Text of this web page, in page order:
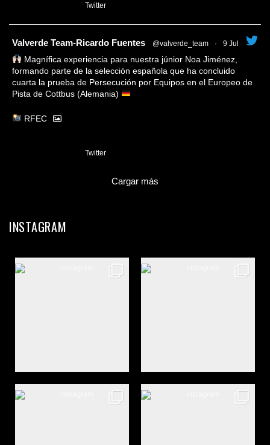
Twitter
Valverde Team-Ricardo Fuentes @valverde_team · 9 Jul
Magnífica experiencia para nuestra júnior Noa Jiménez,
formando parte de la selección española que ha concluido
cuarta la prueba de Persecución por Equipos en el Europeo de
Pista de Cottbus (Alemania)
RFEC
Twitter
Cargar más
INSTAGRAM